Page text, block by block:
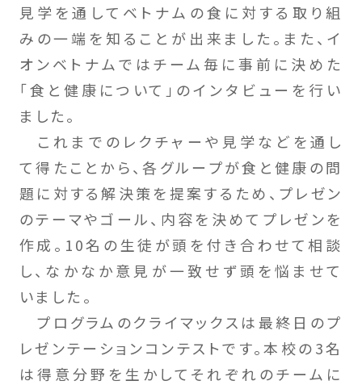
見学を通してベトナムの食に対する取り組
みの一端を知ることが出来ました。また、イ
オンベトナムではチーム毎に事前に決めた
「食と健康について」のインタビューを行い
ました。
これまでのレクチャーや見学などを通し
て得たことから、各グループが食と健康の問
題に対する解決策を提案するため、プレゼン
のテーマやゴール、内容を決めてプレゼンを
作成。10名の生徒が頭を付き合わせて相談
し、なかなか意見が一致せず頭を悩ませて
いました。
プログラムのクライマックスは最終日のプ
レゼンテーションコンテストです。本校の3名
は得意分野を生かしてそれぞれのチームに